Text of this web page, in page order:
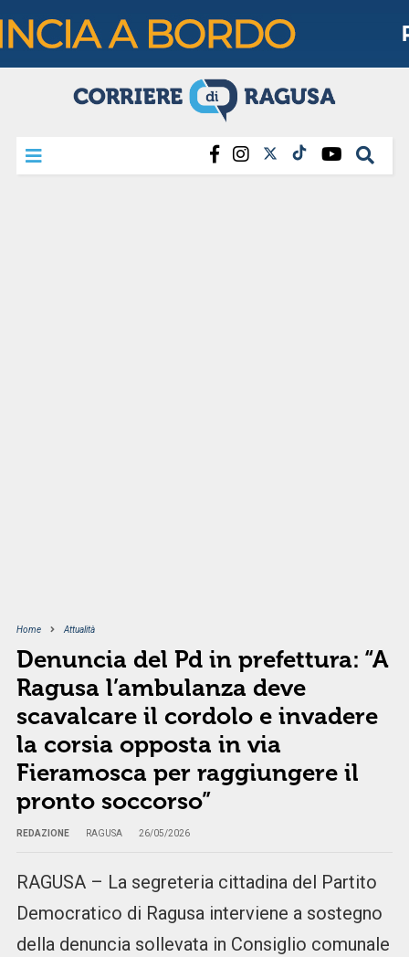
Home Attualità
Denuncia del Pd in prefettura: “A
Ragusa l’ambulanza deve
scavalcare il cordolo e invadere
la corsia opposta in via
Fieramosca per raggiungere il
pronto soccorso”
REDAZIONE RAGUSA 26/05/2026
RAGUSA – La segreteria cittadina del Partito
Democratico di Ragusa interviene a sostegno
della denuncia sollevata in Consiglio comunale